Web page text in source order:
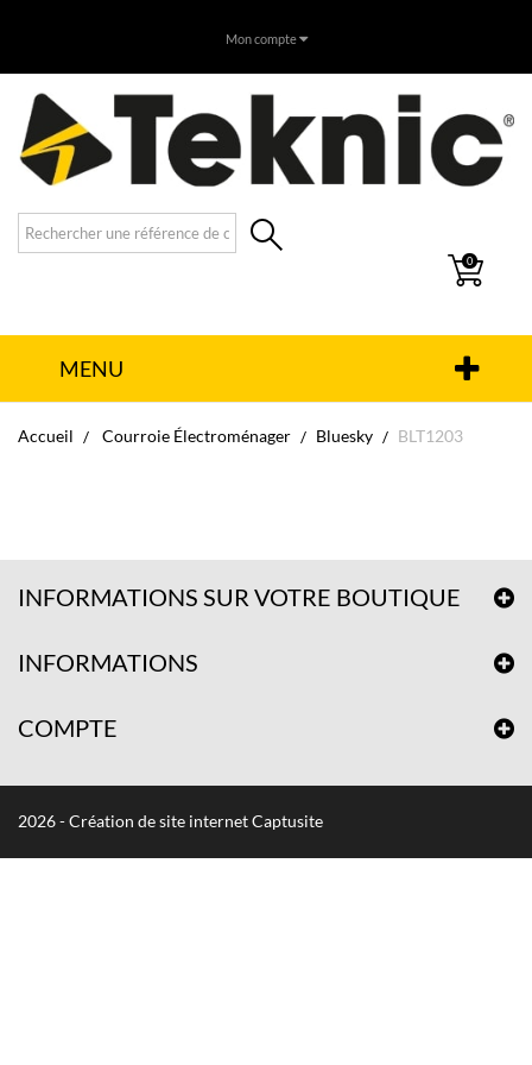
Mon compte
0
MENU
Accueil Courroie Électroménager Bluesky BLT1203
INFORMATIONS SUR VOTRE BOUTIQUE
INFORMATIONS
COMPTE
2026 - Création de site internet Captusite